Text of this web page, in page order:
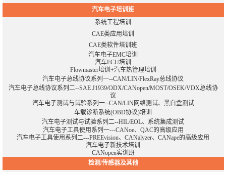
汽车电子培训班
系统工程培训
CAE类应用培训
CAE类软件培训班
汽车电子EMC培训
汽车ECU培训
Flowmaster培训+汽车热管理培训
汽车电子总线协议系列一--CAN/LIN/FlexRay总线协议
汽车电子总线协议系列二--SAE J1939/ODX/CANopen/MOST/OSEK/VDX总线协
议
汽车电子测试与试验系列一--CAN/LIN网络测试、黑白盒测试
车载诊断系统(OBD协议)培训
汽车电子测试与试验系列二--HIL/EOL、系统集成测试
汽车电子工具使用系列一---CANoe、QAC的高级应用
汽车电子工具使用系列二---PREEvision、CANalyzer、CANape的高级应用
汽车电子新技术培训
CANopen实训班
检测/传感器及其他